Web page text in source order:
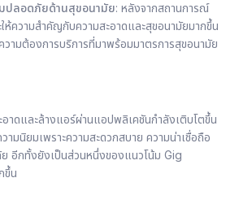
ปลอดภัยด้านสุขอนามัย: หลังจากสถานการณ์
ห้ความสำคัญกับความสะอาดและสุขอนามัยมากขึ้น
วามต้องการบริการที่มาพร้อมมาตรการสุขอนามัย
อาดและล้างแอร์ผ่านแอปพลิเคชันกำลังเติบโตขึ้น
ามนิยมเพราะความสะดวกสบาย ความน่าเชื่อถือ
ย อีกทั้งยังเป็นส่วนหนึ่งของแนวโน้ม Gig
ขึ้น